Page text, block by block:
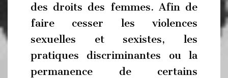
des droits des femmes. Afin de
faire cesser les violences
sexuelles et sexistes, les
pratiques discriminantes ou la
permanence de certains